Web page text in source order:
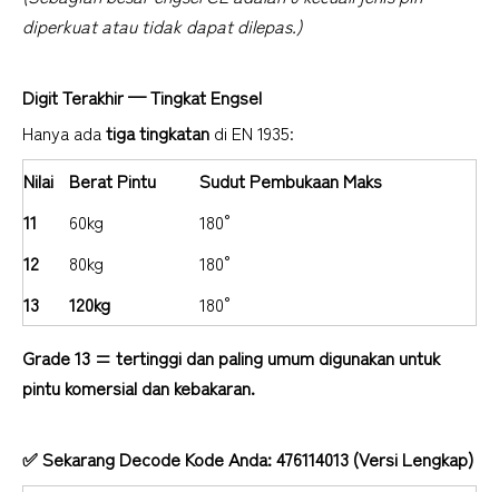
diperkuat atau tidak dapat dilepas.)
Digit Terakhir — Tingkat Engsel
Hanya adatiga tingkatan di EN 1935:
Nilai
Berat Pintu
Sudut Pembukaan Maks
11
60kg
180°
12
80kg
180°
13
120kg
180°
Grade 13 = tertinggi dan paling umum digunakan untuk
pintu komersial dan kebakaran.
✅Sekarang Decode Kode Anda: 476114013 (Versi Lengkap)